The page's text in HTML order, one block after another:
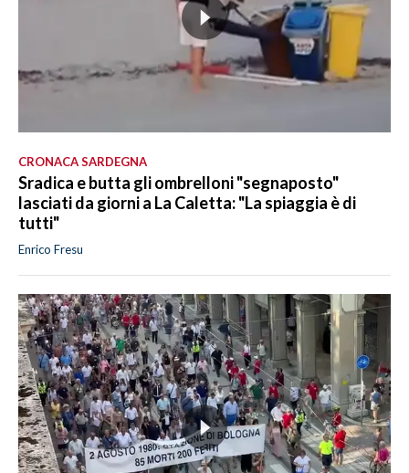
CRONACA SARDEGNA
Sradica e butta gli ombrelloni "segnaposto"
lasciati da giorni a La Caletta: "La spiaggia è di
tutti"
Enrico Fresu